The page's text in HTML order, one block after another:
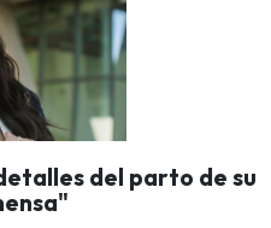
del parto de su